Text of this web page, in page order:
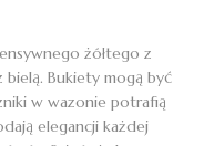
żółtego z
bielą. Bukiety mogą być
w wazonie potrafią
elegancji każdej